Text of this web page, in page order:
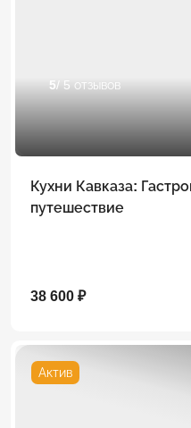
5/ 5 отзывов
Кухни Кавказа:
путешествие
38 600 ₽
Актив